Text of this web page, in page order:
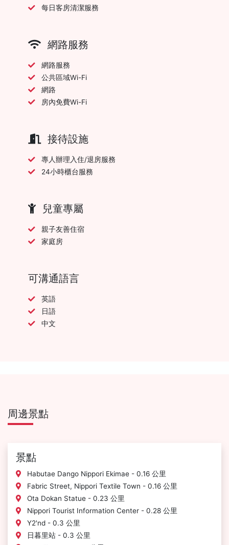
每日客房清潔服務
網路服務
網路服務
公共區域Wi-Fi
網路
房內免費Wi-Fi
接待設施
專人辦理入住/退房服務
24小時櫃台服務
兒童專屬
親子友善住宿
家庭房
可溝通語言
英語
日語
中文
周邊景點
景點
Habutae Dango Nippori Ekimae - 0.16 公里
Fabric Street, Nippori Textile Town - 0.16 公里
Ota Dokan Statue - 0.23 公里
Nippori Tourist Information Center - 0.28 公里
Y2'nd - 0.3 公里
日暮里站 - 0.3 公里